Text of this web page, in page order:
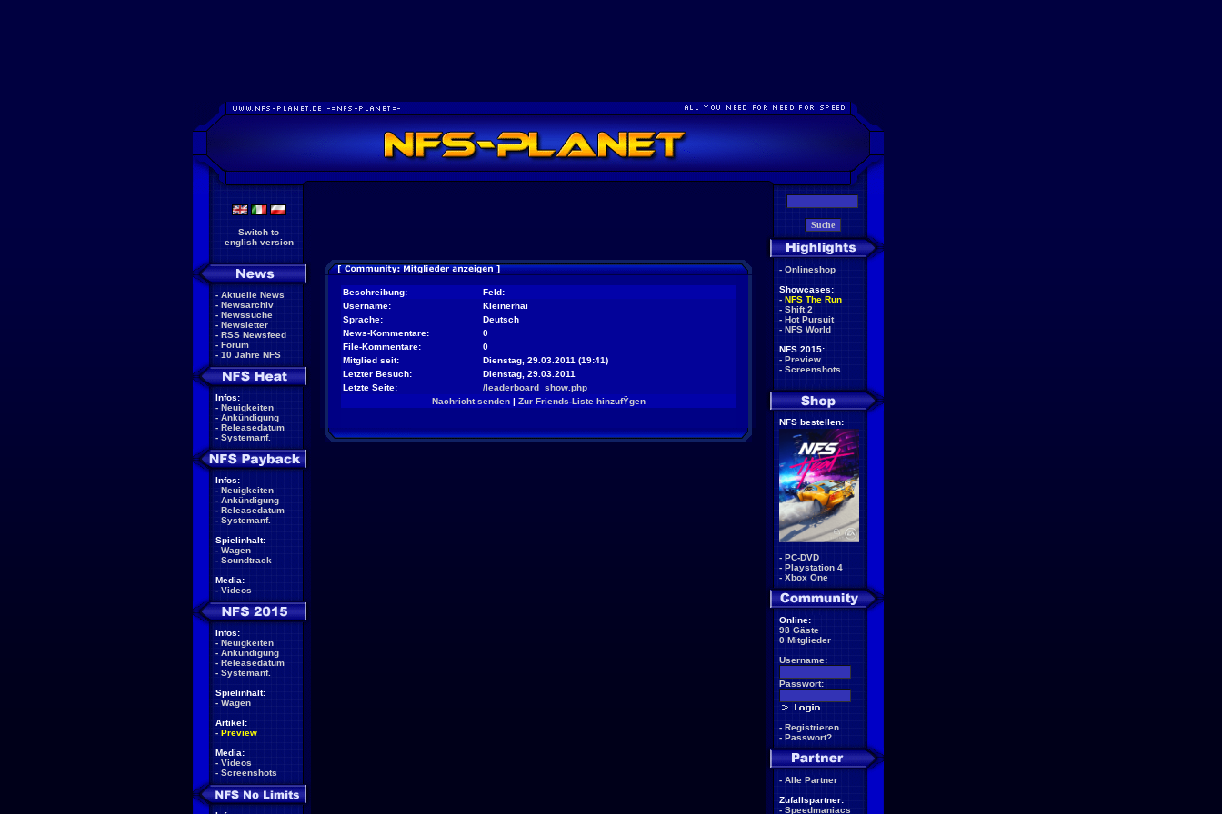
Switch to
english version
- Aktuelle News
- Newsarchiv
- Newssuche
- Newsletter
- RSS Newsfeed
- Forum
- 10 Jahre NFS
Infos:
- Neuigkeiten
- Ankündigung
- Releasedatum
- Systemanf.
Infos:
- Neuigkeiten
- Ankündigung
- Releasedatum
- Systemanf.
Spielinhalt:
- Wagen
- Soundtrack
Media:
- Videos
Infos:
- Neuigkeiten
- Ankündigung
- Releasedatum
- Systemanf.
Spielinhalt:
- Wagen
Artikel:
- Preview
Media:
- Videos
- Screenshots
Beschreibung:
Feld:
Username:
Kleinerhai
Sprache:
Deutsch
News-Kommentare:
0
File-Kommentare:
0
Mitglied seit:
Dienstag, 29.03.2011 (19:41)
Letzter Besuch:
Dienstag, 29.03.2011
Letzte Seite:
/leaderboard_show.php
Nachricht senden| Zur Friends-Liste hinzufŸgen
- Onlineshop
Showcases:
- NFS The Run
- Shift 2
- Hot Pursuit
- NFS World
NFS 2015:
- Preview
- Screenshots
NFS bestellen:
- PC-DVD
- Playstation 4
- Xbox One
Online:
98 Gäste
0 Mitglieder
Username:
Passwort:
- Registrieren
- Passwort?
- Alle Partner
Zufallspartner:
- Speedmaniacs